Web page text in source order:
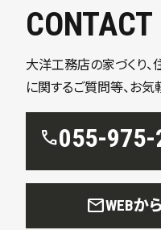
CONTACT
大洋工務店の家づくり
に関するご質問等、お気
call055-975-
mailWEBか